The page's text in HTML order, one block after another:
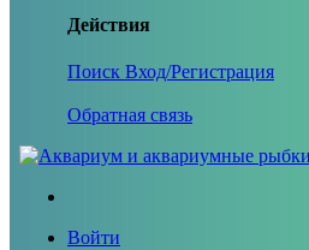
Действия
Поиск Вход/Регистрация
Обратная связь
Войти